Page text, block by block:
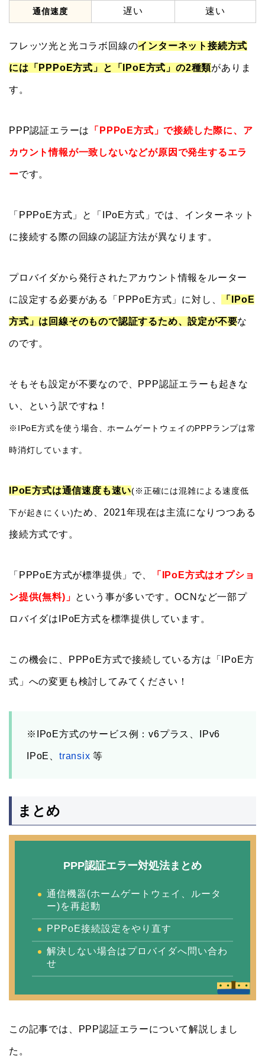
通信速度 遅い 速い
フレッツ光と光コラボ回線のインターネット接続方式
には「PPPoE方式」と「IPoE方式」の2種類がありま
す。
PPP認証エラーは 「PPPoE方式」で接続した際に、ア
カウント情報が一致しないなどが原因で発生するエラ
ーです。
「PPPoE方式」と「IPoE方式」では、インターネット
に接続する際の回線の認証方法が異なります。
プロバイダから発行されたアカウント情報をルーター
に設定する必要がある「PPPoE方式」に対し、 「IPoE
方式」は回線そのもので認証するため、設定が不要な
のです。
そもそも設定が不要なので、PPP認証エラーも起きな
い、という訳ですね！
※IPoE方式を使う場合、ホームゲートウェイのPPPランプは常
時消灯しています。
IPoE方式は通信速度も速い(※正確には混雑による速度低
下が起きにくい)ため、2021年現在は主流になりつつある
接続方式です。
「PPPoE方式が標準提供」で、 「IPoE方式はオプショ
ン提供(無料)」 という事が多いです。OCNなど一部プ
ロバイダはIPoE方式を標準提供しています。
この機会に、PPPoE方式で接続している方は「IPoE方
式」への変更も検討してみてください！
※IPoE方式のサービス例：v6プラス、IPv6
IPoE、 transix 等
まとめ
PPP認証エラー対処法まとめ
通信機器(ホームゲートウェイ、ルータ
ー)を再起動
PPPoE接続設定をやり直す
解決しない場合はプロバイダへ問い合わ
せ
この記事では、PPP認証エラーについて解説しまし
た。